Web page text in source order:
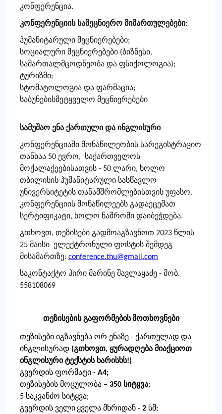
კონფერენცია.
კონფერენციის სამეცნიერო მიმართულებები:
ჰუმანიტარული მეცნიერებები;
სოციალური მეცნიერებები (ბიზნესი,
სამართალმცოდნეობა და ფსიქოლოგია);
ტურიზმი;
სტომატოლოგია და ფარმაცია;
საბუნებისმეტყველო მეცნიერებები
სამუშაო ენა ქართული და ინგლისური
კონფერენციაში მონაწილეობის სარეგისტრაციო
თანხაა 50 ევრო, საქართველოს
მოქალაქეებისათვის - 50 ლარი, ხოლო
თბილისის ჰუმანიტარული სასწავლო
უნივერსიტეტის თანამშრომლებისთვის უფასო.
კონფერენციის მონაწილეებს გადაეცემათ
სერტიფიკატი, ხოლო ნაშრომი დაიბეჭდება.
გთხოვთ, თეზისები გადმოაგზავნოთ 2023 წლის
25 მაისი ელექტრონული ფოსტის შემდეგ
მისამართზე: conference.thu@gmail.com
საკონტაქტო პირი მარინე შავლაყაძე - მობ.
558108069
თეზისებისგაფორმების მოთხოვნები
თეზისები იგზავნება ორ ენაზე - ქართულად და
ინგლისურად (გთხოვთ, ყურადღება მიაქციოთ
ინგლისური ტექსტის ხარისხს!)
გვერდის ფორმატი - А4;
თეზისების მოცულობა – 350 სიტყვა;
5 საკვანძო სიტყვა;
გვერდის ველიყველა მხრიდან - 2 სმ;